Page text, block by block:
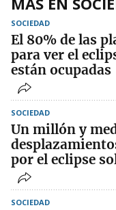
SOCIEDAD
El 80% de las
para ver el
están ocupadas
SOCIEDAD
Un millón y
por el eclipse
SOCIEDAD